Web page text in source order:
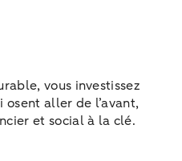
vous investissez
aller de l’avant,
et social à la clé.